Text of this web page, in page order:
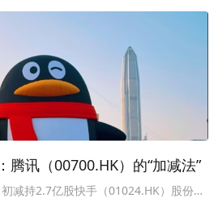
腾讯（00700.HK）的“加减法”
减持2.7亿股快手（01024.HK）股份